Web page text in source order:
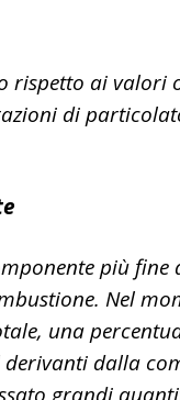
ai valori
di
più
Nel
una
dalla